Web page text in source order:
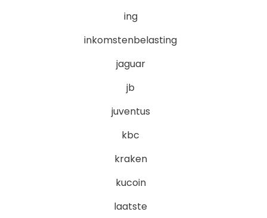
ing
inkomstenbelasting
jaguar
jb
juventus
kbc
kraken
kucoin
laatste